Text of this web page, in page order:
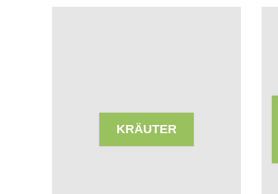
KRÄUTER